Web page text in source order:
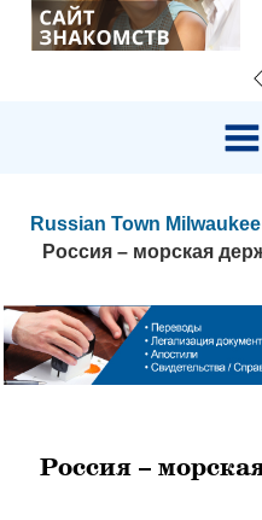
Russian Town Milwaukee
Россия – морская
Россия –